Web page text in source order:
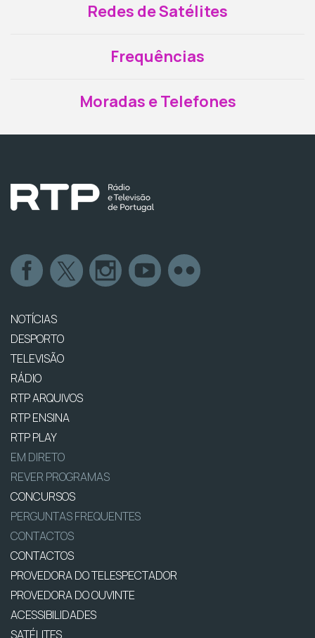
Redes de Satélites
Frequências
Moradas e Telefones
NOTÍCIAS
DESPORTO
TELEVISÃO
RÁDIO
RTP ARQUIVOS
RTP ENSINA
RTP PLAY
EM DIRETO
REVER PROGRAMAS
CONCURSOS
PERGUNTAS FREQUENTES
CONTACTOS
CONTACTOS
PROVEDORA DO TELESPECTADOR
PROVEDORA DO OUVINTE
ACESSIBILIDADES
SATÉLITES